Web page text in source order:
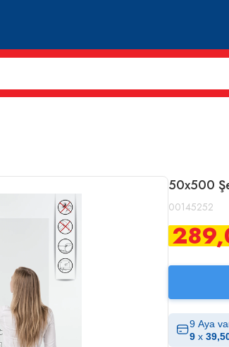
50x500
00145252
9 Aya
9 x